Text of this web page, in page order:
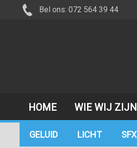
Bel ons: 072 564 39 44
HOME WIE WIJ ZIJN
GELUID LICHT SFX